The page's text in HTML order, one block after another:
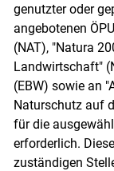
genutzter oder
angebotenen
(NAT), "Natura
Landwirtschaft"
(EBW) sowie an
Naturschutz auf
für die
erforderlich.
zuständigen